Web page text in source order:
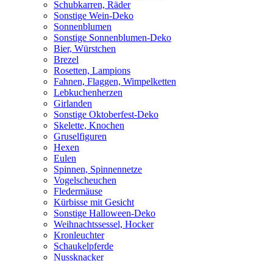
Schubkarren, Räder
Sonstige Wein-Deko
Sonnenblumen
Sonstige Sonnenblumen-Deko
Bier, Würstchen
Brezel
Rosetten, Lampions
Fahnen, Flaggen, Wimpelketten
Lebkuchenherzen
Girlanden
Sonstige Oktoberfest-Deko
Skelette, Knochen
Gruselfiguren
Hexen
Eulen
Spinnen, Spinnennetze
Vogelscheuchen
Fledermäuse
Kürbisse mit Gesicht
Sonstige Halloween-Deko
Weihnachtssessel, Hocker
Kronleuchter
Schaukelpferde
Nussknacker